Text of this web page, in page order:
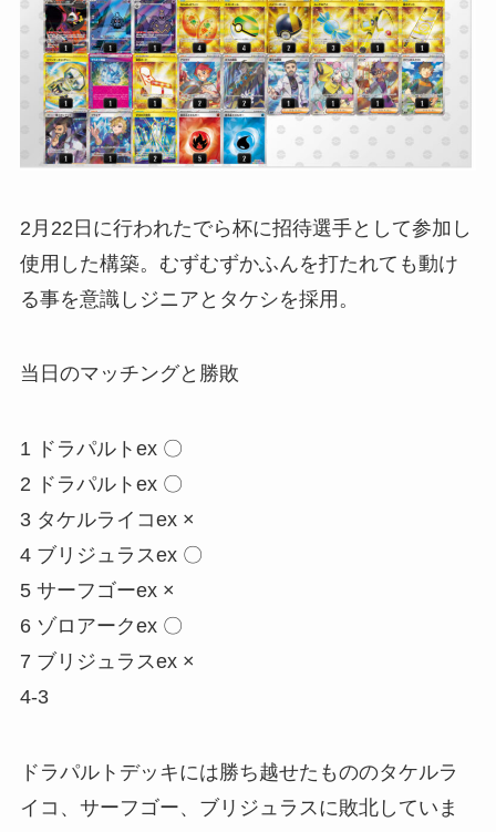
2月22日に行われたでら杯に招待選手として参加し
使用した構築。むずむずかふんを打たれても動け
る事を意識しジニアとタケシを採用。
当日のマッチングと勝敗
1 ドラパルトex 〇
2 ドラパルトex 〇
3 タケルライコex ×
4 ブリジュラスex 〇
5 サーフゴーex ×
6 ゾロアークex 〇
7 ブリジュラスex ×
4-3
ドラパルトデッキには勝ち越せたもののタケルラ
イコ、サーフゴー、ブリジュラスに敗北していま